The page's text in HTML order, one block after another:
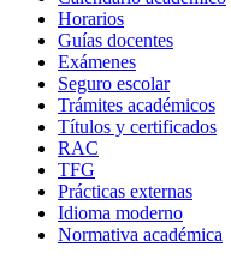
Horarios
Guías docentes
Exámenes
Seguro escolar
Trámites académicos
Títulos y certificados
RAC
TFG
Prácticas externas
Idioma moderno
Normativa académica